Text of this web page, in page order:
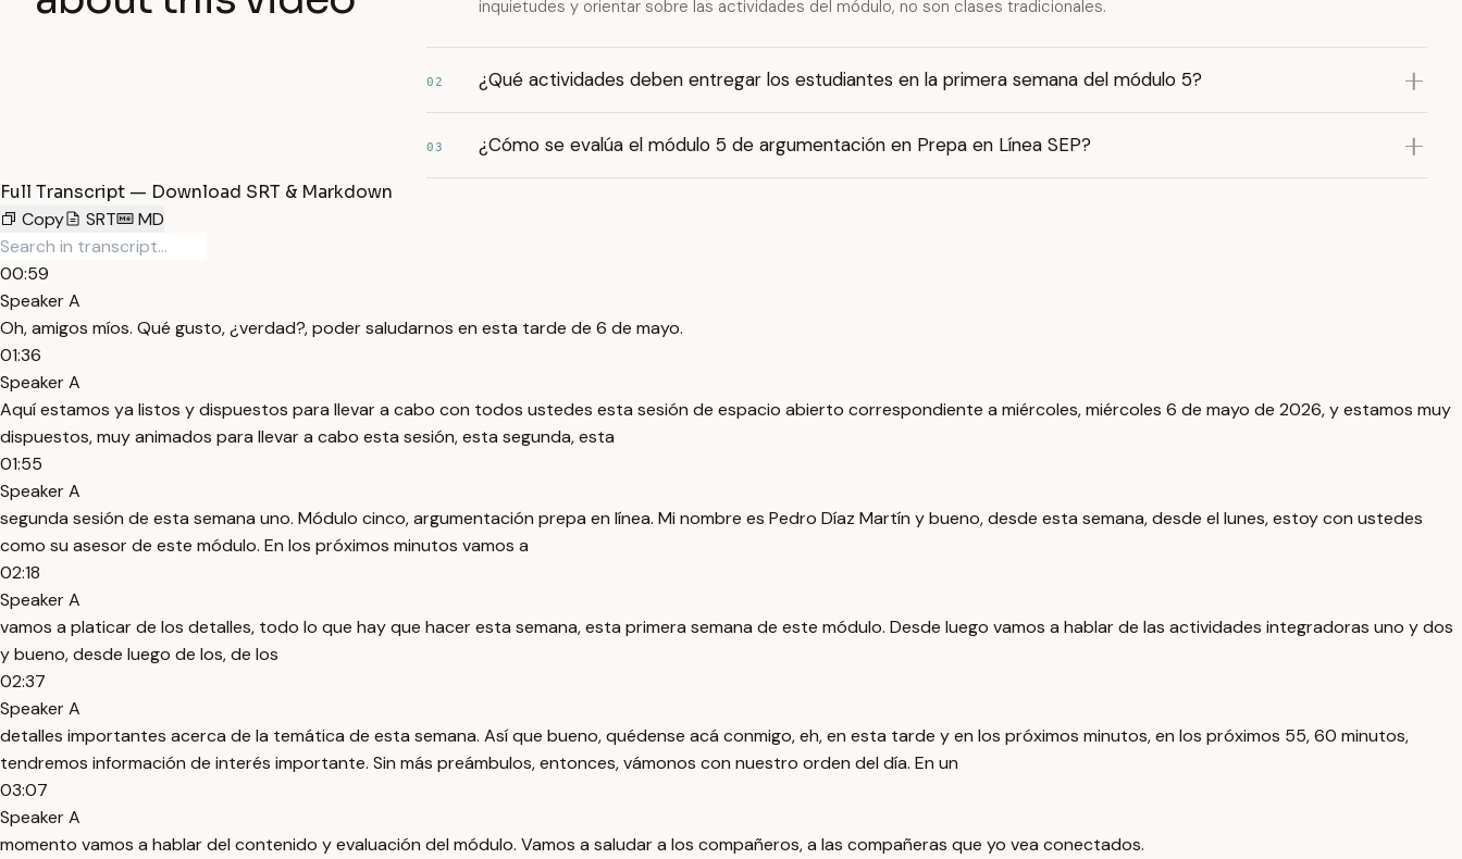
inquietudes y orientar sobre las actividades del módulo, no son clases tradicionales.
02 ¿Qué actividades deben entregar los estudiantes en la primera semana del módulo 5?
03 ¿Cómo se evalúa el módulo 5 de argumentación en Prepa en Línea SEP?
Full Transcript — Download SRT & Markdown
Copy
SRT MD
00:59
Speaker A
Oh, amigos míos. Qué gusto, ¿verdad?, poder saludarnos en esta tarde de 6 de mayo.
01:36
Speaker A
Aquí estamos ya listos y dispuestos para llevar a cabo con todos ustedes esta sesión de espacio abierto correspondiente a miércoles, miércoles 6 de mayo de 2026, y estamos muy
dispuestos, muy animados para llevar a cabo esta sesión, esta segunda, esta
01:55
Speaker A
segunda sesión de esta semana uno. Módulo cinco, argumentación prepa en línea. Mi nombre es Pedro Díaz Martín y bueno, desde esta semana, desde el lunes, estoy con ustedes
como su asesor de este módulo. En los próximos minutos vamos a
02:18
Speaker A
vamos a platicar de los detalles, todo lo que hay que hacer esta semana, esta primera semana de este módulo. Desde luego vamos a hablar de las actividades integradoras uno y dos
y bueno, desde luego de los, de los
02:37
Speaker A
detalles importantes acerca de la temática de esta semana. Así que bueno, quédense acá conmigo, eh, en esta tarde y en los próximos minutos, en los próximos 55, 60 minutos,
tendremos información de interés importante. Sin más preámbulos, entonces, vámonos con nuestro orden del día. En un
03:07
Speaker A
momento vamos a hablar del contenido y evaluación del módulo. Vamos a saludar a los compañeros, a las compañeras que yo vea conectados.